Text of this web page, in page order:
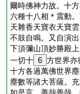
爾時佛神力故。十
六種十八相＊震動
天雜香天寶衣天寶
不鼓自鳴。又自演
下須彌山頂妙勝殿
一切十 6 方世界亦
十方各過萬佛世界
塵數等諸大菩薩。